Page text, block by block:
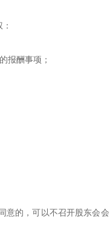
报酬事项；
的，可以不召开股东会会